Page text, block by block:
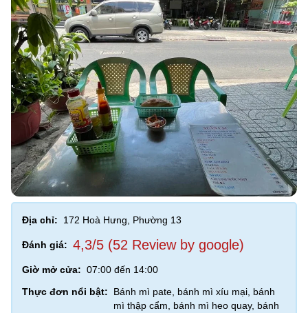
Địa chỉ: 172 Hoà Hưng, Phường 13
Đánh giá: 4,3/5 (52 Review by google)
Giờ mở cửa: 07:00 đến 14:00
Thực đơn nổi bật:
Bánh mì pate, bánh mì xíu mại, bánh
mì thập cẩm, bánh mì heo quay, bánh